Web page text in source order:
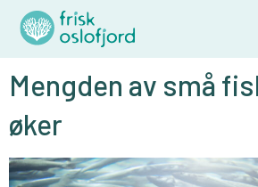
Mengden av små
øker